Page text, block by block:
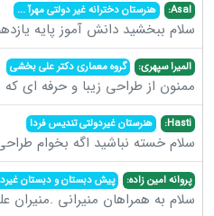
Asal: هنرستان دخترانه غیر دولتی مهرآ...
سلام ببخشید دانش آموز پایه
المیرا سپهری: گروه معماری دکتر علی بخشی
ممنون از طراحی زیبا و حرفه ای که
Hasti: هنرستان غیردولتی تندیس فردا
سلام خسته نباشید اگه بخوام
پروانه امین زاده: پیش دبستان و دبستان
سلام به همراهان منیرانی .منیران